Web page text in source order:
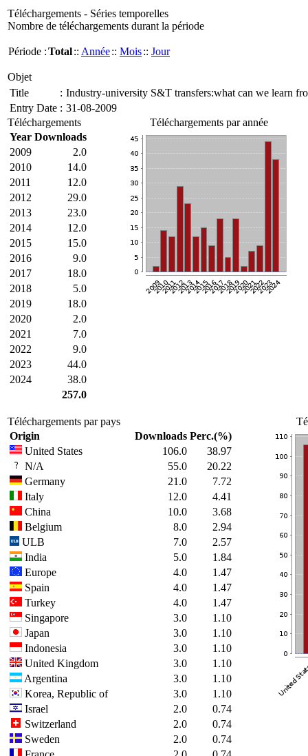
Téléchargements - Séries temporelles
Nombre de téléchargements durant la période
Période :Total:: Année:: Mois:: Jour
Objet
Title
: Industry-university S&T transfers:what can we learn
Entry Date : 31-08-2009
Téléchargements
Year Downloads
2009
2.0
2010
14.0
2011
12.0
2012
29.0
2013
23.0
2014
12.0
2015
15.0
2016
9.0
2017
18.0
2018
5.0
2019
18.0
2020
2.0
2021
7.0
2022
9.0
2023
44.0
2024
38.0
257.0
Téléchargements par année
Téléchargements par pays
Origin
Downloads Perc.(%)
United States
106.0
38.97
N/A
55.0
20.22
Germany
21.0
7.72
Italy
12.0
4.41
China
10.0
3.68
Belgium
8.0
2.94
ULB
7.0
2.57
India
5.0
1.84
Europe
4.0
1.47
Spain
4.0
1.47
Turkey
4.0
1.47
Singapore
3.0
1.10
Japan
3.0
1.10
Indonesia
3.0
1.10
United Kingdom
3.0
1.10
Argentina
3.0
1.10
Korea, Republic of
3.0
1.10
Israel
2.0
0.74
Switzerland
2.0
0.74
Sweden
2.0
0.74